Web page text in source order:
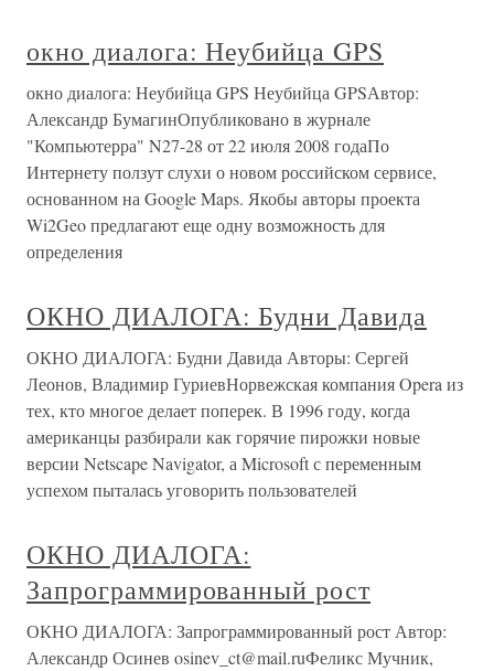
окно диалога: Неубийца GPS
окно диалога: Неубийца GPS Неубийца GPSАвтор:
Александр БумагинОпубликовано в журнале
"Компьютерра" N27-28 от 22 июля 2008 годаПо
Интернету ползут слухи о новом российском сервисе,
основанном на Google Maps. Якобы авторы проекта
Wi2Geo предлагают еще одну возможность для
определения
ОКНО ДИАЛОГА: Будни Давида
ОКНО ДИАЛОГА: Будни Давида Авторы: Сергей
Леонов, Владимир ГуриевНорвежская компания Opera из
тех, кто многое делает поперек. В 1996 году, когда
американцы разбирали как горячие пирожки новые
версии Netscape Navigator, а Microsoft с переменным
успехом пыталась уговорить пользователей
ОКНО ДИАЛОГА:
Запрограммированный рост
ОКНО ДИАЛОГА: Запрограммированный рост Автор:
Александр Осинев osinev_ct@mail.ruФеликс Мучник,